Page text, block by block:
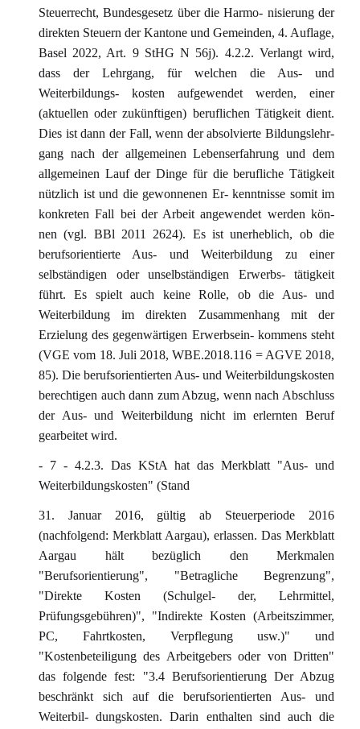
Steuerrecht, Bundesgesetz über die Harmo- nisierung der
direkten Steuern der Kantone und Gemeinden, 4. Auflage,
Basel 2022, Art. 9 StHG N 56j). 4.2.2. Verlangt wird,
dass der Lehrgang, für welchen die Aus- und
Weiterbildungs- kosten aufgewendet werden, einer
(aktuellen oder zukünftigen) beruflichen Tätigkeit dient.
Dies ist dann der Fall, wenn der absolvierte Bildungslehr-
gang nach der allgemeinen Lebenserfahrung und dem
allgemeinen Lauf der Dinge für die berufliche Tätigkeit
nützlich ist und die gewonnenen Er- kenntnisse somit im
konkreten Fall bei der Arbeit angewendet werden kön-
nen (vgl. BBl 2011 2624). Es ist unerheblich, ob die
berufsorientierte Aus- und Weiterbildung zu einer
selbständigen oder unselbständigen Erwerbs- tätigkeit
führt. Es spielt auch keine Rolle, ob die Aus- und
Weiterbildung im direkten Zusammenhang mit der
Erzielung des gegenwärtigen Erwerbsein- kommens steht
(VGE vom 18. Juli 2018, WBE.2018.116 = AGVE 2018,
85). Die berufsorientierten Aus- und Weiterbildungskosten
berechtigen auch dann zum Abzug, wenn nach Abschluss
der Aus- und Weiterbildung nicht im erlernten Beruf
gearbeitet wird.
- 7 - 4.2.3. Das KStA hat das Merkblatt "Aus- und
Weiterbildungskosten" (Stand
31. Januar 2016, gültig ab Steuerperiode 2016
(nachfolgend: Merkblatt Aargau), erlassen. Das Merkblatt
Aargau hält bezüglich den Merkmalen
"Berufsorientierung", "Betragliche Begrenzung",
"Direkte Kosten (Schulgel- der, Lehrmittel,
Prüfungsgebühren)", "Indirekte Kosten (Arbeitszimmer,
PC, Fahrtkosten, Verpflegung usw.)" und
"Kostenbeteiligung des Arbeitgebers oder von Dritten"
das folgende fest: "3.4 Berufsorientierung Der Abzug
beschränkt sich auf die berufsorientierten Aus- und
Weiterbil- dungskosten. Darin enthalten sind auch die